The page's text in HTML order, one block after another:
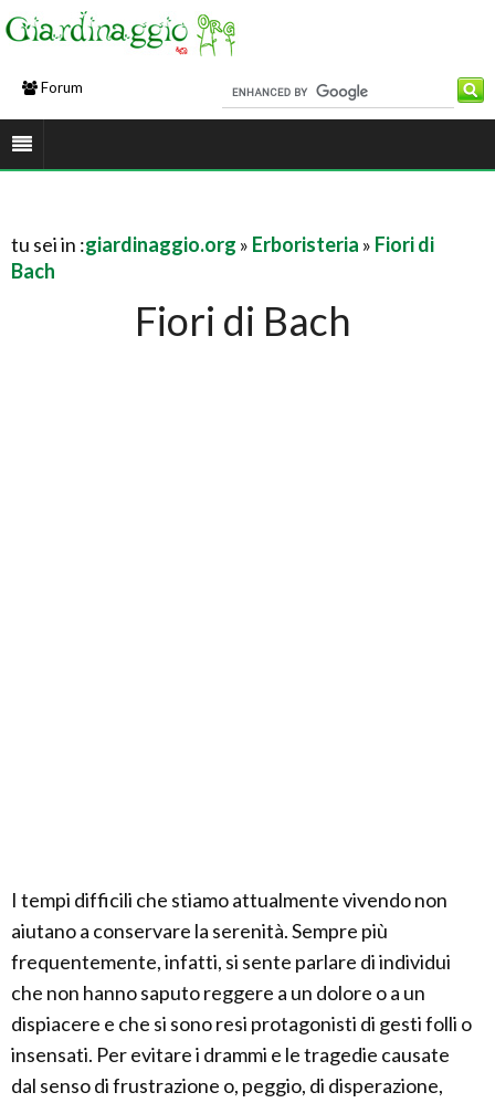
Forum
tu sei in :giardinaggio.org » Erboristeria » Fiori di
Bach
Fiori di Bach
I tempi difficili che stiamo attualmente vivendo non
aiutano a conservare la serenità. Sempre più
frequentemente, infatti, si sente parlare di individui
che non hanno saputo reggere a un dolore o a un
dispiacere e che si sono resi protagonisti di gesti folli o
insensati. Per evitare i drammi e le tragedie causate
dal senso di frustrazione o, peggio, di disperazione,